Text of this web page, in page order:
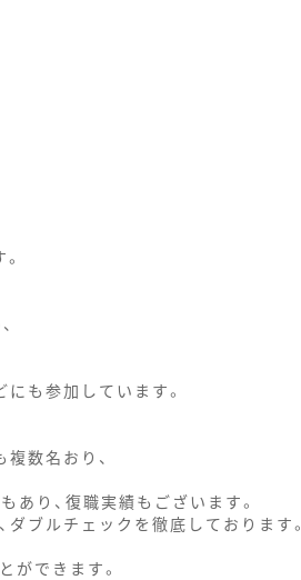
も参加しています。
数名おり、
り、復職実績もございます。
ブルチェックを徹底しております。
ができます。